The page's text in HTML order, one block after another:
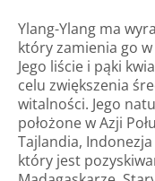
Ylang-Ylang ma
który zamienia go w
Jego liście i pąki
celu zwiększenia
witalności. Jego
położone w Azji
Tajlandia,
który jest